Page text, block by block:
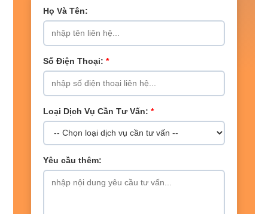
Họ Và Tên:
Số Điện Thoại: *
Loại Dịch Vụ Cần Tư Vấn: *
Yêu cầu thêm: